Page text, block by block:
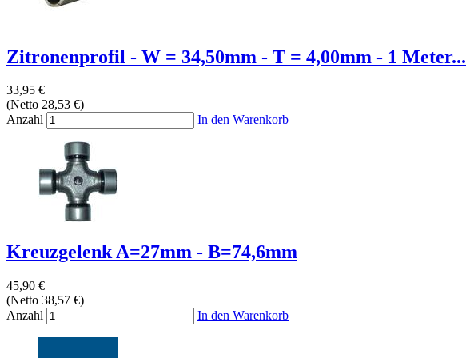
Zitronenprofil - W = 34,50mm - T = 4,00mm - 1 Meter...
33,95 €
(Netto 28,53 €)
Anzahl
In den Warenkorb
Kreuzgelenk A=27mm - B=74,6mm
45,90 €
(Netto 38,57 €)
Anzahl
In den Warenkorb